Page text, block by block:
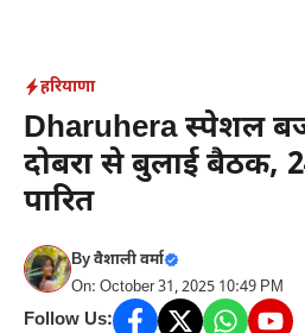
content
हरियाणा
Dharuhera स्पेशल
दोबरा से बुलाई बैठक,
पारित
Byवैशाली वर्मा
On: October 31, 2025 10:49 PM
Follow Us: